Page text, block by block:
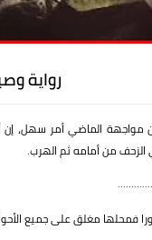
رواية
الماضي أمر سهل، إن
الزحف من أمامه ثم الهرب.
فمحلها مغلق على جميع